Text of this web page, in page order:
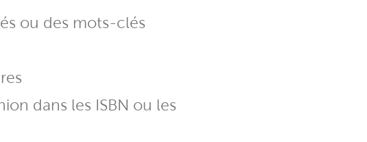
ou des mots-clés
dans les ISBN ou les